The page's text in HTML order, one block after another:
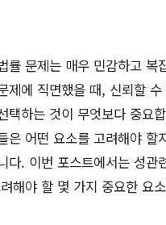
률 문제는 매우 민감하고 복
제에 직면했을 때, 신뢰할 수
택하는 것이 무엇보다 중요
은 어떤 요소를 고려해야 할
다. 이번 포스트에서는 성관
해야 할 몇 가지 중요한 요